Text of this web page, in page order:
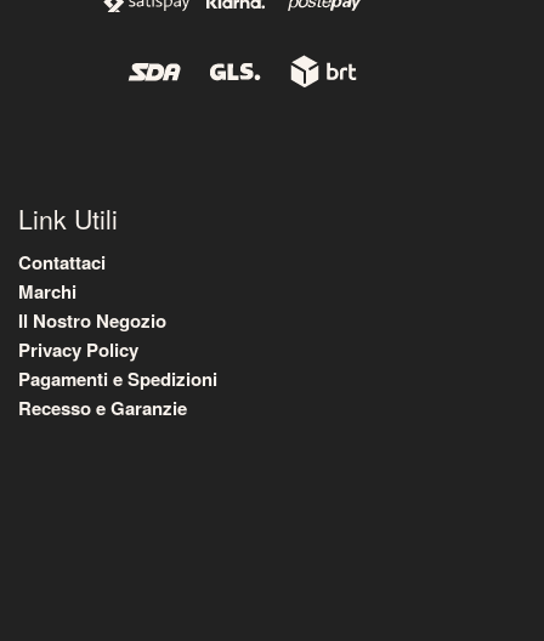
Link Utili
Contattaci
Marchi
Il Nostro Negozio
Privacy Policy
Pagamenti e Spedizioni
Recesso e Garanzie